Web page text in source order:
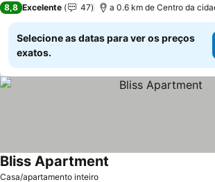
8,8 Excelente 47 a 0.6 km de Centro da
Selecione as datas para ver os preços
exatos.
Casa/apartamento inteiro
Bliss Apartment